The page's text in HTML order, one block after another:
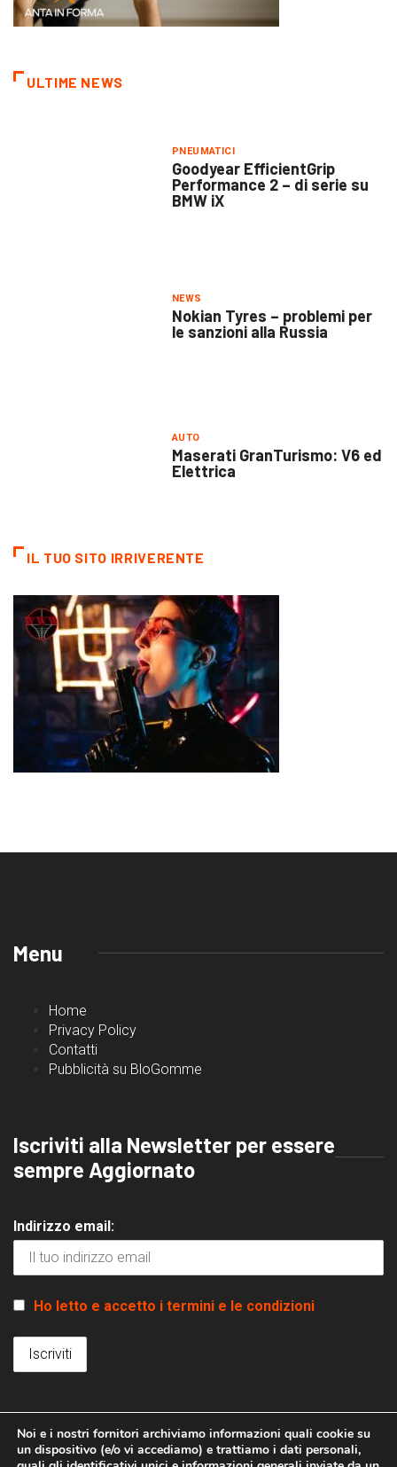
ULTIME NEWS
PNEUMATICI
Goodyear EfficientGrip
Performance 2 – di serie su
BMW iX
NEWS
Nokian Tyres – problemi per
le sanzioni alla Russia
AUTO
Maserati GranTurismo: V6 ed
Elettrica
IL TUO SITO IRRIVERENTE
Menu
Home
Privacy Policy
Contatti
Pubblicità su BloGomme
Iscriviti alla Newsletter per essere
sempre Aggiornato
Indirizzo email:
Ho letto e accetto i termini e le condizioni
Noi e i nostri fornitori archiviamo informazioni quali cookie su
un dispositivo (e/o vi accediamo) e trattiamo i dati personali,